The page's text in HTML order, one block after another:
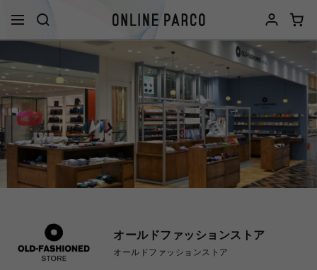
オールドファッションストア
オールドファッションストア